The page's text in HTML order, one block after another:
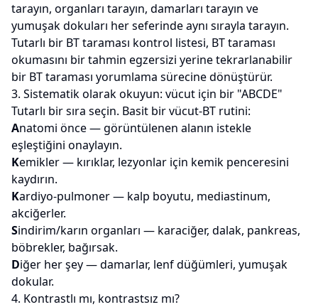
tarayın, organları tarayın, damarları tarayın ve
yumuşak dokuları her seferinde aynı sırayla tarayın.
Tutarlı bir BT taraması kontrol listesi, BT taraması
okumasını bir tahmin egzersizi yerine tekrarlanabilir
bir BT taraması yorumlama sürecine dönüştürür.
3. Sistematik olarak okuyun: vücut için bir "ABCDE"
Tutarlı bir sıra seçin. Basit bir vücut-BT rutini:
Anatomi önce — görüntülenen alanın istekle
eşleştiğini onaylayın.
Kemikler — kırıklar, lezyonlar için kemik penceresini
kaydırın.
Kardiyo-pulmoner — kalp boyutu, mediastinum,
akciğerler.
Sindirim/karın organları — karaciğer, dalak, pankreas,
böbrekler, bağırsak.
Diğer her şey — damarlar, lenf düğümleri, yumuşak
dokular.
4. Kontrastlı mı, kontrastsız mı?